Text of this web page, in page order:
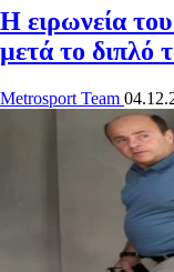
Η ειρωνεία
μετά το
Metrosport Team